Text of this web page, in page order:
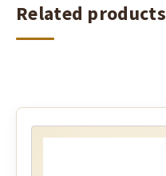
Related products